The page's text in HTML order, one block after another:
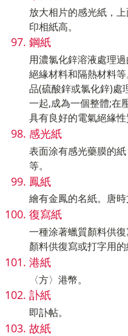
放大相片的感光紙，
印相紙高。
鋼紙
用濃氯化鋅溶液處理
絕緣材料和隔熱材料
品(硫酸鋅或氯化鋅)處
一起,成為一個整體;在
具有良好的電氣絕緣
感光紙
表面涂有感光藥膜的
等。
鳳紙
繪有金鳳的名紙。唐時
復寫紙
一種涂著蠟質顏料供
顏料供復寫或打字用
港紙
〈方〉港幣。
訃紙
即訃帖。
故紙